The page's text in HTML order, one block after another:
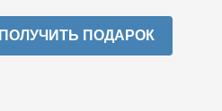
ПОЛУЧИТЬ ПОДАРОК